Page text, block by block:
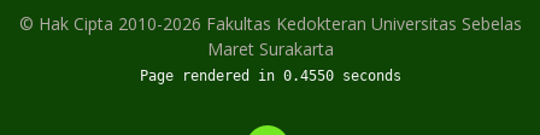
© Hak Cipta 2010-2026 Fakultas Kedokteran Universitas Sebelas
Maret Surakarta
Page rendered in 0.4550 seconds